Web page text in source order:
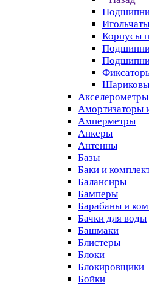
Корпусы
Акселерометры
Амортизаторы
Амперметры
Анкеры
Антенны
Базы
Баки и
Балансиры
Бамперы
Барабаны и
Бачки для воды
Башмаки
Блистеры
Блоки
Блокировщики
Бойки